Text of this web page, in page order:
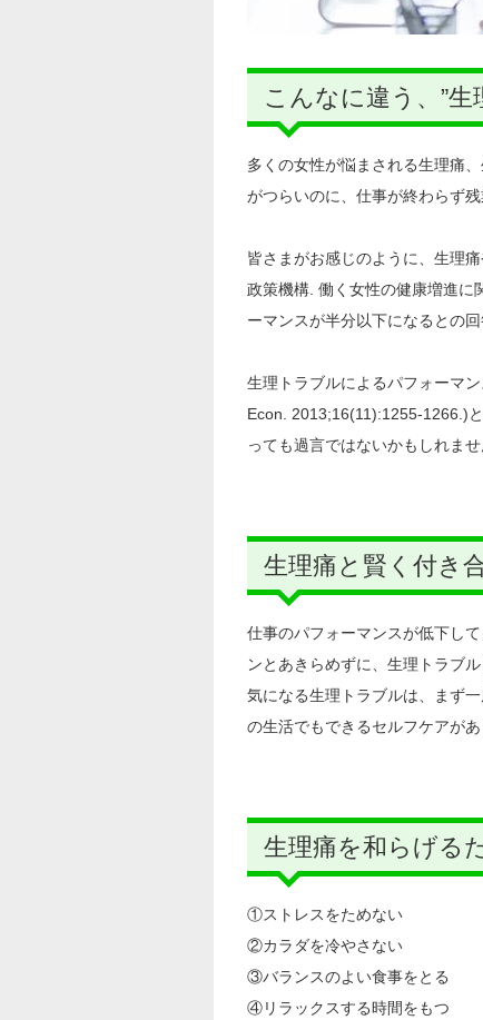
こんなに違う、”
多くの女性が悩まされる生理痛
がつらいのに、仕事が終わらず
皆さまがお感じのように、生理
政策機構. 働く女性の健康増進に
ーマンスが半分以下になるとの回
生理トラブルによるパフォーマ
Econ. 2013;16(11):1255-1266.)
っても過言ではないかもしれませ
生理痛と賢く付き
仕事のパフォーマンスが低下し
ンとあきらめずに、生理トラブ
気になる生理トラブルは、まず
の生活でもできるセルフケアがあ
生理痛を和らげる
①ストレスをためない
②カラダを冷やさない
③バランスのよい食事をとる
④リラックスする時間をもつ